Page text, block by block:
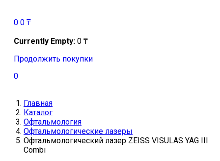
0 0 ₸
Currently Empty: 0 ₸
Продолжить покупки
0
Главная
Каталог
Офтальмология
Офтальмологические лазеры
Офтальмологический лазер ZEISS VISULAS YAG III
Combi